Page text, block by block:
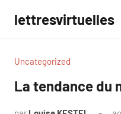
contenu
lettresvirtuelles
Uncategorized
La tendance du